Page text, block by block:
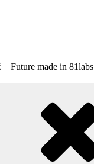
made in 81labs